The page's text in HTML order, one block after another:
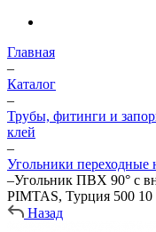
Главная
–
Каталог
–
Трубы, фитинги и
клей
–
Угольники переходные
–Угольник ПВХ 90° с
PIMTAS, Турция 500 10
Назад